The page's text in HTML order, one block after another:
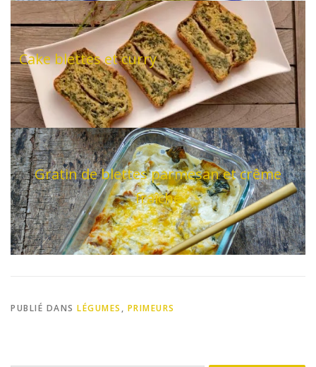
Cake blettes et curry
Gratin de blettes parmesan et crême
fraîche
PUBLIÉ DANS LÉGUMES , PRIMEURS